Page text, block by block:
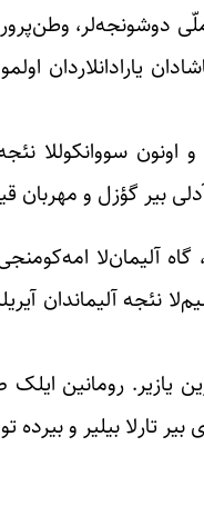
دوشونجه‌لر،
و اونون
بیر گؤزل و
گاه آلیمان‌لا
نئجه آلیماندان
رومانین ایلک
تارلا بیلیر و بیرده